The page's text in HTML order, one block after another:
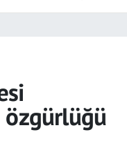
özgürlüğü